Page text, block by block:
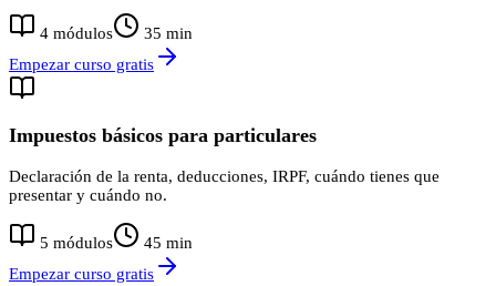
4 módulos 35 min
Empezar curso gratis
Impuestos básicos para particulares
Declaración de la renta, deducciones, IRPF, cuándo tienes que
presentar y cuándo no.
5 módulos 45 min
Empezar curso gratis